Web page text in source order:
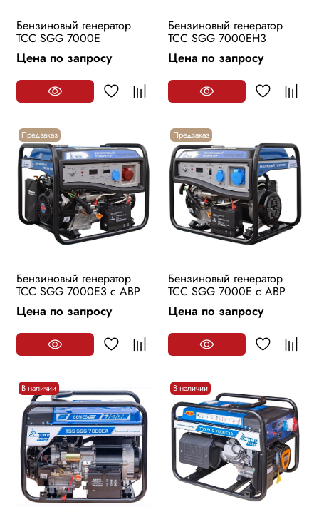
Бензиновый генератор
ТСС SGG 7000E
Цена по запросу
Бензиновый генератор
ТСС SGG 7000EH3
Цена по запросу
Предзаказ
Бензиновый генератор
ТСС SGG 7000E3 с АВР
Цена по запросу
Предзаказ
Бензиновый генератор
ТСС SGG 7000E с АВР
Цена по запросу
В наличии В наличии